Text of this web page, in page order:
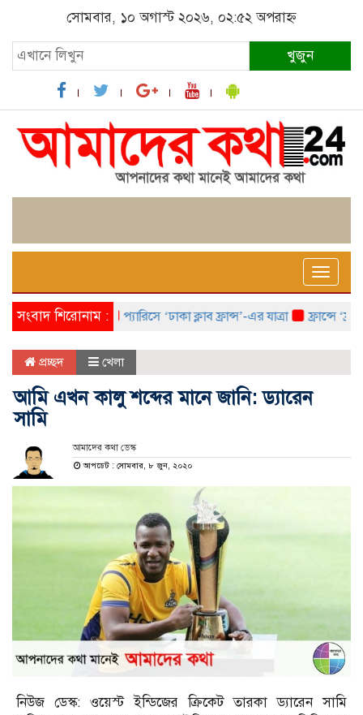
সোমবার, ১০ অগাস্ট ২০২৬, ০২:৫২ অপরাহ্ন
খুজুন
Toggle
সংবাদ শিরোনাম :প্যারিসে ‘ঢাকা ক্লাব ফ্রান্স’-এর যাত্রা ফ্রান্সে ‘ফ্রাঙ্কো
প্রচ্ছদ খেলা
আমি এখন কালু শব্দের মানে জানি: ড্যারেন
সামি
আমাদের কথা ডেস্ক
আপডেট : সোমবার, ৮ জুন, ২০২০
নিউজ ডেস্ক: ওয়েস্ট ইন্ডিজের ক্রিকেট তারকা ড্যারেন সামি